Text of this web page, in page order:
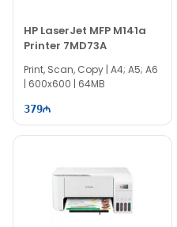
HP LaserJet MFP M141a
Printer 7MD73A
Print, Scan, Copy | A4; A5; A6
| 600x600 | 64MB
379